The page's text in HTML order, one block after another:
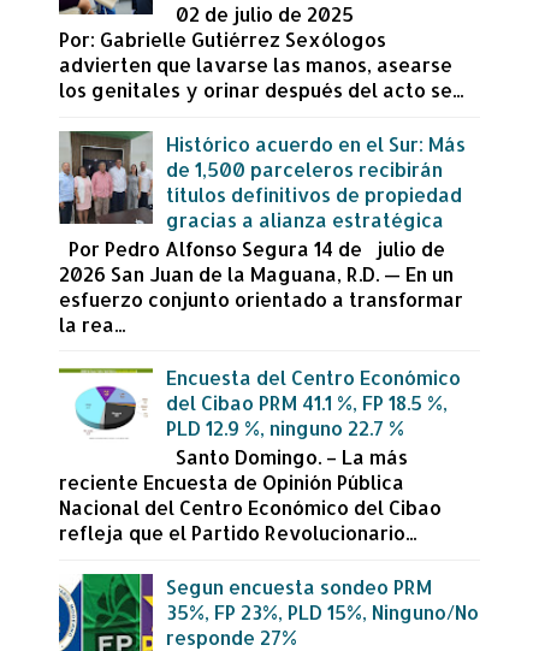
02 de julio de 2025
Por: Gabrielle Gutiérrez Sexólogos
advierten que lavarse las manos, asearse
los genitales y orinar después del acto se...
Histórico acuerdo en el Sur: Más
de 1,500 parceleros recibirán
títulos definitivos de propiedad
gracias a alianza estratégica
Por Pedro Alfonso Segura 14 de julio de
2026 San Juan de la Maguana, R.D. — En un
esfuerzo conjunto orientado a transformar
la rea...
Encuesta del Centro Económico
del Cibao PRM 41.1 %, FP 18.5 %,
PLD 12.9 %, ninguno 22.7 %
Santo Domingo. – La más
reciente Encuesta de Opinión Pública
Nacional del Centro Económico del Cibao
refleja que el Partido Revolucionario...
Segun encuesta sondeo PRM
35%, FP 23%, PLD 15%, Ninguno/No
responde 27%